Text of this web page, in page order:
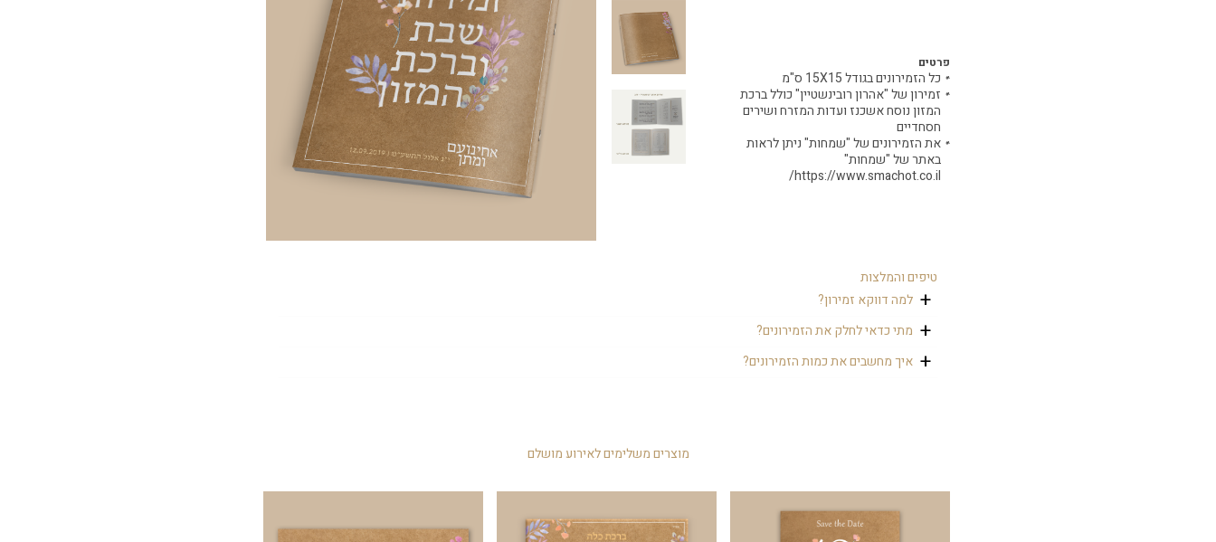
פרטים
כל הזמירונים בגודל 15X15 ס"מ
זמירון של "אהרון רובינשטיין" כולל ברכת
המזון נוסח אשכנז ועדות המזרח ושירים
חסחדיים
את הזמירונים של "שמחות" ניתן לראות
באתר של "שמחות"
https://www.smachot.co.il/
טיפים והמלצות
למה דווקא זמירון?
כי הוא מזכרת נהדרת מהחתונה והוא יהיה שימושי גם באירוע וגם לאחר מכן בבית.
מתי כדאי לחלק את הזמירונים?
את הזמירונים אנחנו ממליצים לשים מבעוד מועד על השולחנות, כך שכולם יקחו אותם לביתם בתום האירוע.
אפשר לשים לכל אורח זמירון ליד הצלחת, או לשים כמות מרוכזת באמצע השולחן.
איך מחשבים את כמות הזמירונים?
מוצרים משלימים לאירוע מושלם